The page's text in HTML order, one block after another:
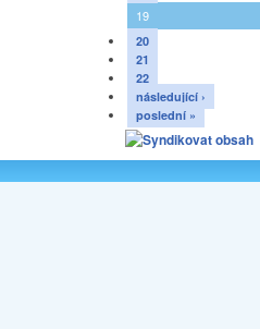
19
20
21
22
následující ›
poslední »